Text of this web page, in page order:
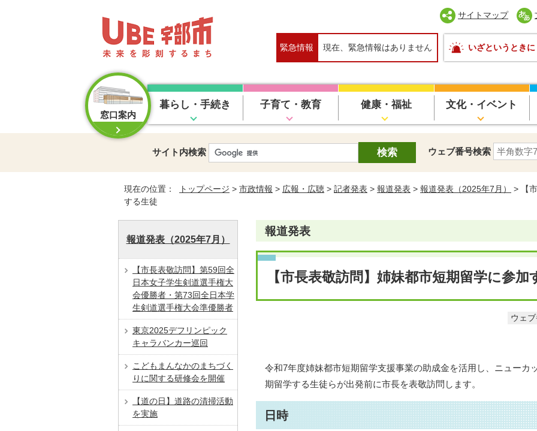
サイトマップ
緊急情報 現在、緊急情報はありません いざというときに
窓口案内
暮らし・手続き 子育て・教育 健康・福祉 文化・イベント
サイト内検索 ウェブ番号検索
現在の位置： トップページ > 市政情報 > 広報・広聴 > 記者発表 > 報道発表 > 報道発表（2025年7月）
> 【
する生徒
報道発表
【市長表敬訪問】姉妹都市短期留学に参加
ウェ
令和7年度姉妹都市短期留学支援事業の助成金を活用し、ニューカ
期留学する生徒らが出発前に市長を表敬訪問します。
日時
報道発表（2025年7月）
【市長表敬訪問】第59回全
日本女子学生剣道選手権大
会優勝者・第73回全日本学
生剣道選手権大会準優勝者
東京2025デフリンピック
キャラバンカー巡回
こどもまんなかのまちづく
りに関する研修会を開催
【道の日】道路の清掃活動
を実施